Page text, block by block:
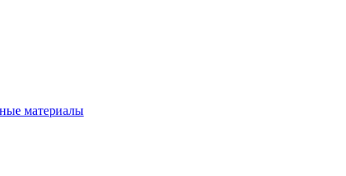
материалы